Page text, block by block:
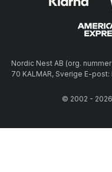
Nordic Nest AB (org.
70 KALMAR, Sverige E-
© 2002 -